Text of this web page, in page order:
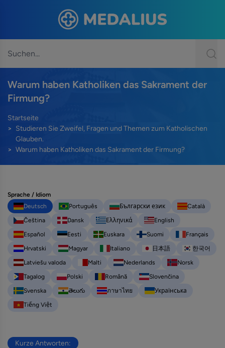
Warum haben Katholiken das Sakrament der
Firmung?
Startseite
Studieren Sie Zweifel, Fragen und Themen zum Katholischen
Glauben.
Warum haben Katholiken das Sakrament der Firmung?
Sprache / Idiom
Deutsch
Português Български език
Català
Čeština
Dansk Ελληνικά
English
Español
Eesti Euskara Suomi
Français
Hrvatski
Magyar Italiano 日本語
한국어
Latviešu valoda
Malti Nederlands
Norsk
Tagalog
Polski Română
Slovenčina
Svenska
తెలుగు ภาษาไทย
Українська
Tiếng Việt
Kurze Antworten: